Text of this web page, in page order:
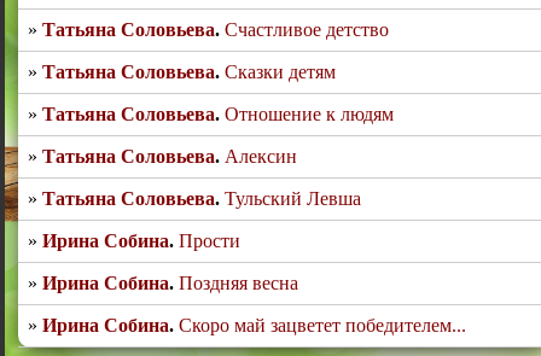
Татьяна Соловьева. Счастливое детство
Татьяна Соловьева. Сказки детям
Татьяна Соловьева. Отношение к людям
Татьяна Соловьева. Алексин
Татьяна Соловьева. Тульский Левша
Ирина Собина. Прости
Ирина Собина. Поздняя весна
Ирина Собина. Скоро май зацветет победителем...